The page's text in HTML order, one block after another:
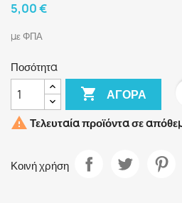
5,00 €
με ΦΠΑ
Ποσότητα
 ΑΓΟΡΆ
 Τελευταία προϊόντα σε
Κοινή χρήση